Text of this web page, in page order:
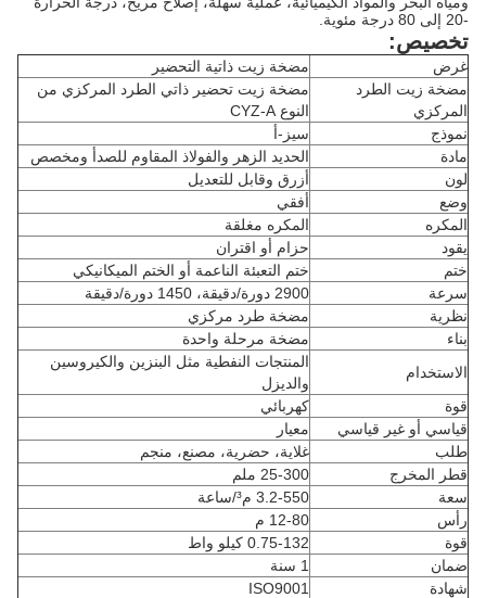
-20 إلى 80 درجة مئوية.
تخصيص:
غرض
مضخة زيت ذاتية التحضير
مضخة زيت الطرد
المركزي
مضخة زيت تحضير ذاتي الطرد المركزي من
النوع CYZ-A
نموذج
سيز-أ
مادة
الحديد الزهر والفولاذ المقاوم للصدأ ومخصص
لون
أزرق وقابل للتعديل
وضع
أفقي
المكره
المكره مغلقة
يقود
حزام أو اقتران
ختم
ختم التعبئة الناعمة أو الختم الميكانيكي
سرعة
2900 دورة/دقيقة، 1450 دورة/دقيقة
نظرية
مضخة طرد مركزي
بناء
مضخة مرحلة واحدة
الاستخدام
المنتجات النفطية مثل البنزين والكيروسين
والديزل
قوة
كهربائي
قياسي أو غير قياسي
معيار
طلب
غلاية، حضرية، مصنع، منجم
قطر المخرج
25-300 ملم
سعة
3.2-550 م³/ساعة
رأس
12-80 م
قوة
0.75-132 كيلو واط
ضمان
1 سنة
شهادة
ISO9001